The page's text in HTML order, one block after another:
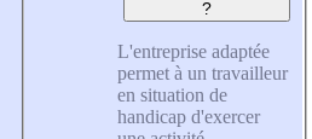
?
L'entreprise adaptée
permet à un travailleur
en situation de
handicap d'exercer